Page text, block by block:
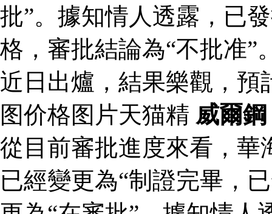
批”。據知情人透露，已
格，審批結論為“不批准”
近日出爐，結果樂觀，
图价格图片天猫精 威爾鋼
從目前審批進度來看，華
已經變更為“制證完畢，